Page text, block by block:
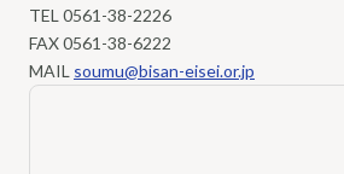
TEL 0561-38-2226
FAX 0561-38-6222
MAIL soumu@bisan-eisei.or.jp